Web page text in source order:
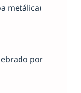
metálica)
por